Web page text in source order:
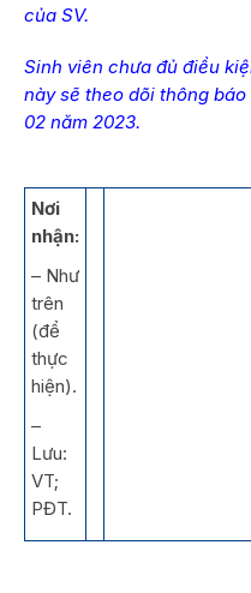
của SV.
Sinh viên chưa đủ điều
này sẽ theo dõi thông
02 năm 2023.
Nơi
nhận:
– Như
trên
(để
thực
hiện).
–
Lưu:
VT;
PĐT.